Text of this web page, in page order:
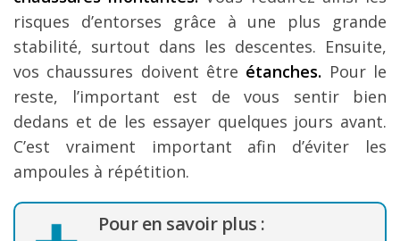
risques d’entorses grâce à une plus grande
stabilité, surtout dans les descentes. Ensuite,
vos chaussures doivent être étanches. Pour le
reste, l’important est de vous sentir bien
dedans et de les essayer quelques jours avant.
C’est vraiment important afin d’éviter les
ampoules à répétition.
Pour en savoir plus :